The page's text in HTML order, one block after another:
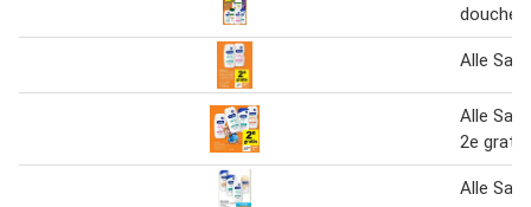
Alle
Alle
2e gratis
Alle